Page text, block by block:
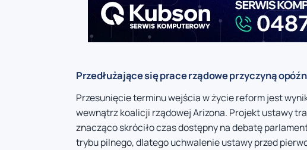
Przedłużające się prace rządowe przyczyną
Przesunięcie terminu wejścia w życie reform jest
wewnątrz koalicji rządowej Arizona. Projekt ustawy
znacząco skróciło czas dostępny na debatę
trybu pilnego, dlatego uchwalenie ustawy przed